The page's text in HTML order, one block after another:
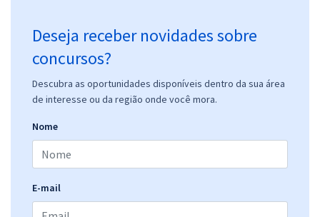
Deseja receber novidades sobre
concursos?
Descubra as oportunidades disponíveis dentro da sua área
de interesse ou da região onde você mora.
Nome
E-mail